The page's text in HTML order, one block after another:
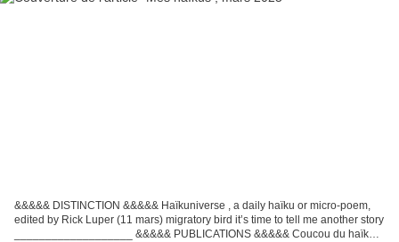
&&&&& DISTINCTION &&&&& Haïkuniverse , a daily haïku or micro-poem,
edited by Rick Luper (11 mars) migratory bird it’s time to tell me another story
___________________ &&&&& PUBLICATIONS &&&&& Coucou du haïku,